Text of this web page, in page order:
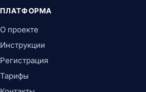
ПЛАТФОРМА
О проекте
Инструкции
Регистрация
Тарифы